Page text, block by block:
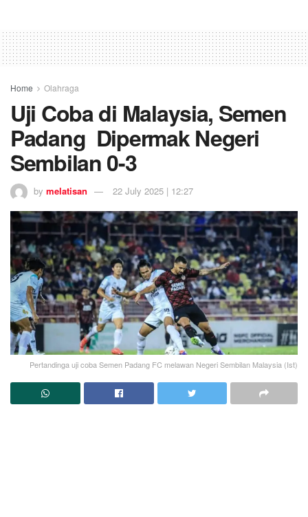
Home Olahraga
Uji Coba di Malaysia, Semen
Padang Dipermak Negeri
Sembilan 0-3
by melatisan 22 July 2025 | 12:27
Pertandinga uji coba Semen Padang FC melawan Negeri Sembilan Malaysia (Ist)